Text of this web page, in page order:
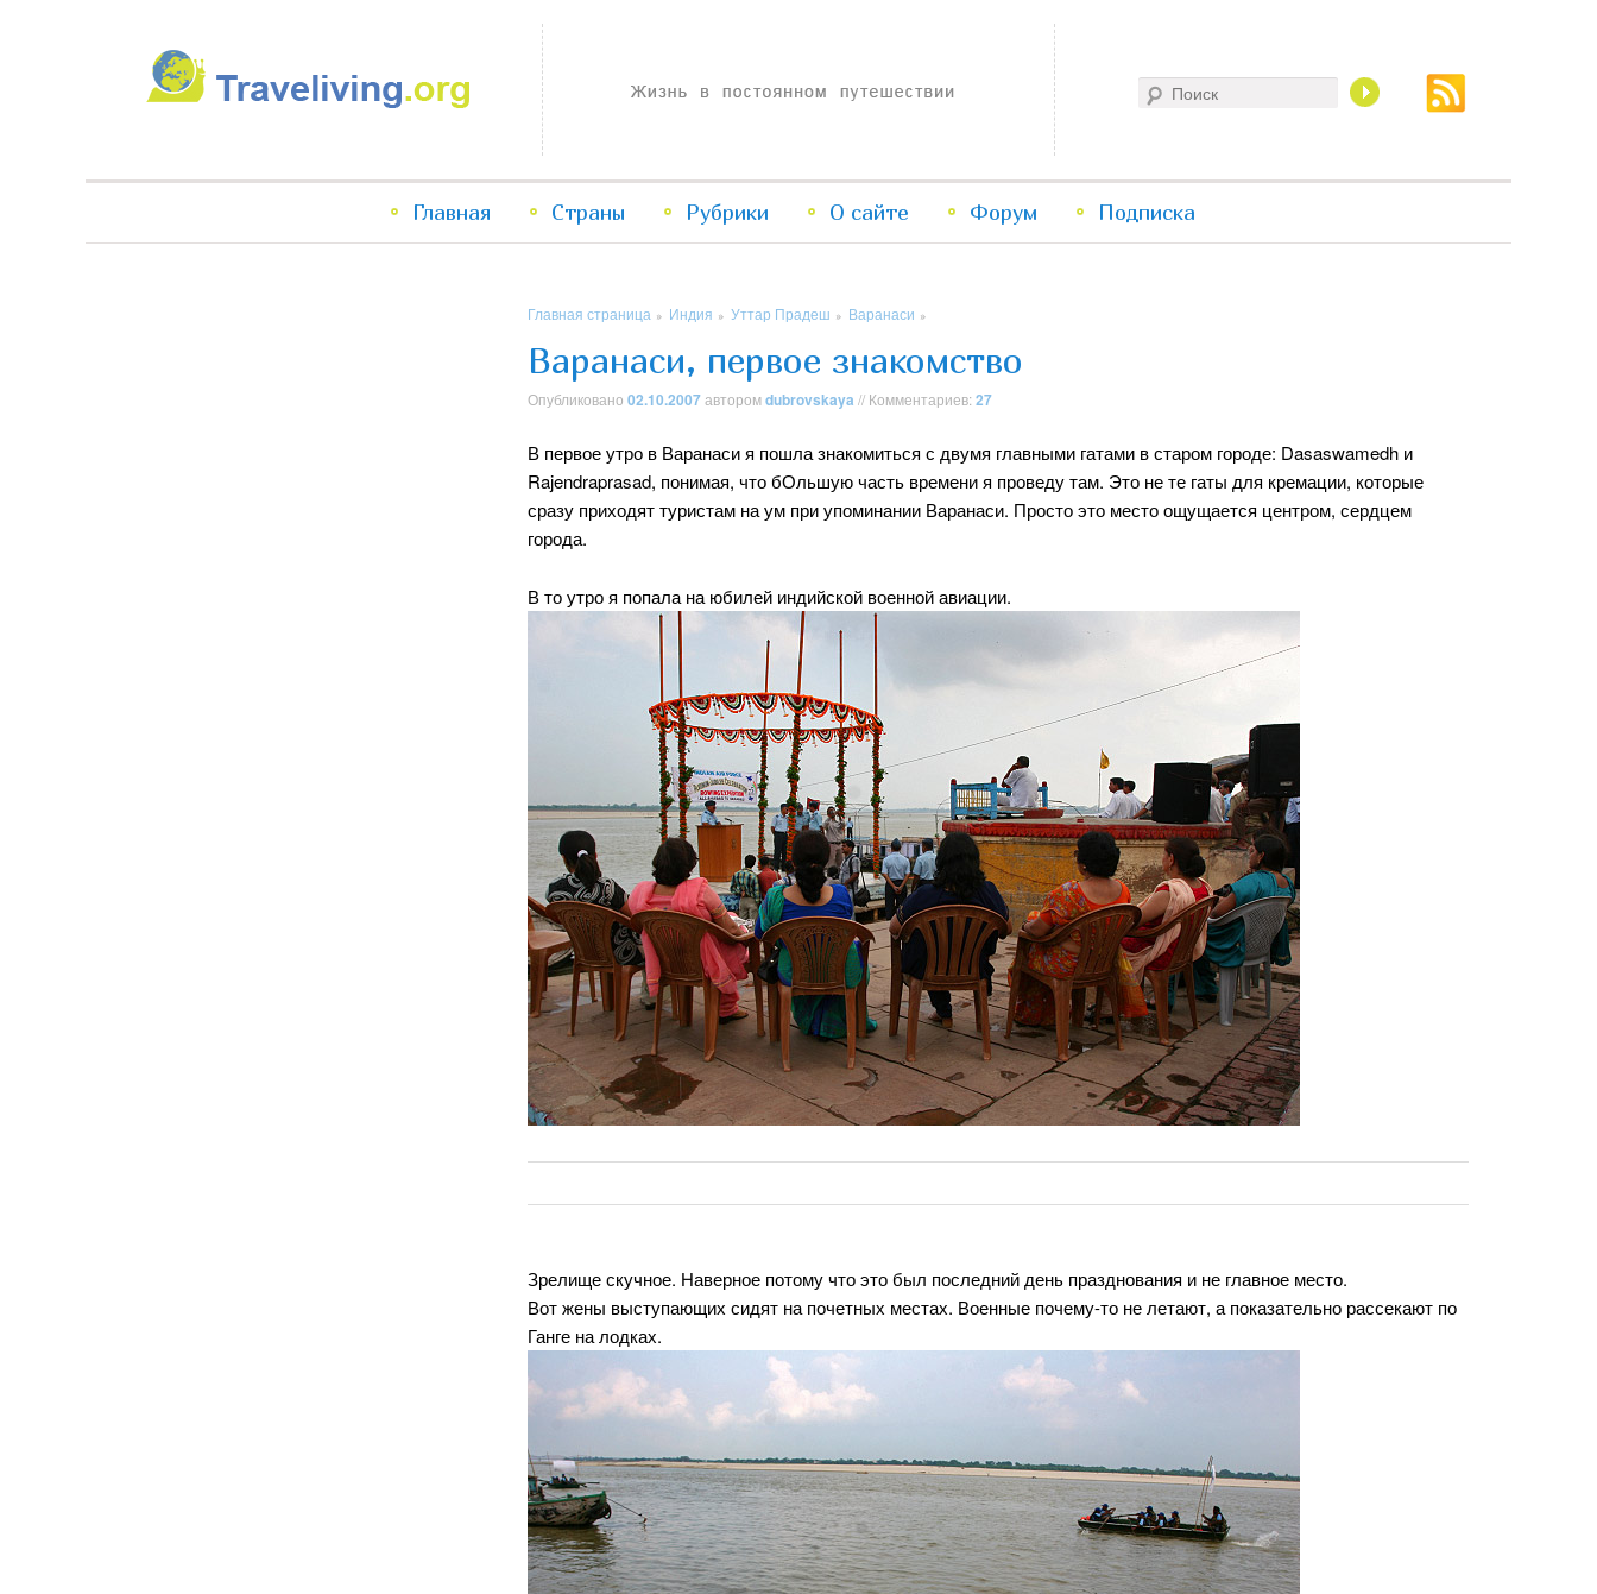
Traveliving
Жизнь в постоянном путешествии
Перейти
содержимому
Перейти
содержимому
Главная Страны Рубрики О сайте Форум Подписка
Главная страница » Индия » Уттар Прадеш » Варанаси »
Варанаси, первое знакомство
Опубликовано 02.10.2007авторомdubrovskaya // Комментариев: 27
В первое утро в Варанаси я пошла знакомиться с двумя главными гатами в старом городе: Dasaswamedh и
Rajendraprasad, понимая, что бОльшую часть времени я проведу там. Это не те гаты для кремации, которые
сразу приходят туристам на ум при упоминании Варанаси. Просто это место ощущается центром, сердцем
города.
В то утро я попала на юбилей индийской военной авиации.
Зрелище скучное. Наверное потому что это был последний день празднования и не главное место.
Вот жены выступающих сидят на почетных местах. Военные почему-то не летают, а показательно рассекают по
Ганге на лодках.